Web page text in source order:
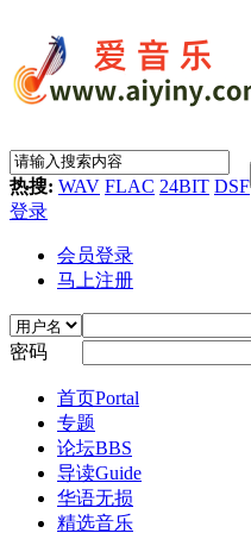
热搜: WAV FLAC 24BIT DSF
登录
会员登录
马上注册
密码
首页Portal
专题
论坛BBS
导读Guide
华语无损
精选音乐